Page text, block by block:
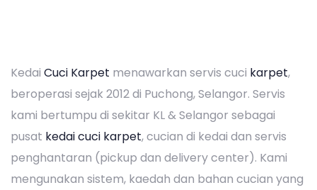
Kedai Cuci Karpet menawarkan servis cuci karpet,
beroperasi sejak 2012 di Puchong, Selangor. Servis
kami bertumpu di sekitar KL & Selangor sebagai
pusat kedai cuci karpet, cucian di kedai dan servis
penghantaran (pickup dan delivery center). Kami
mengunakan sistem, kaedah dan bahan cucian yang